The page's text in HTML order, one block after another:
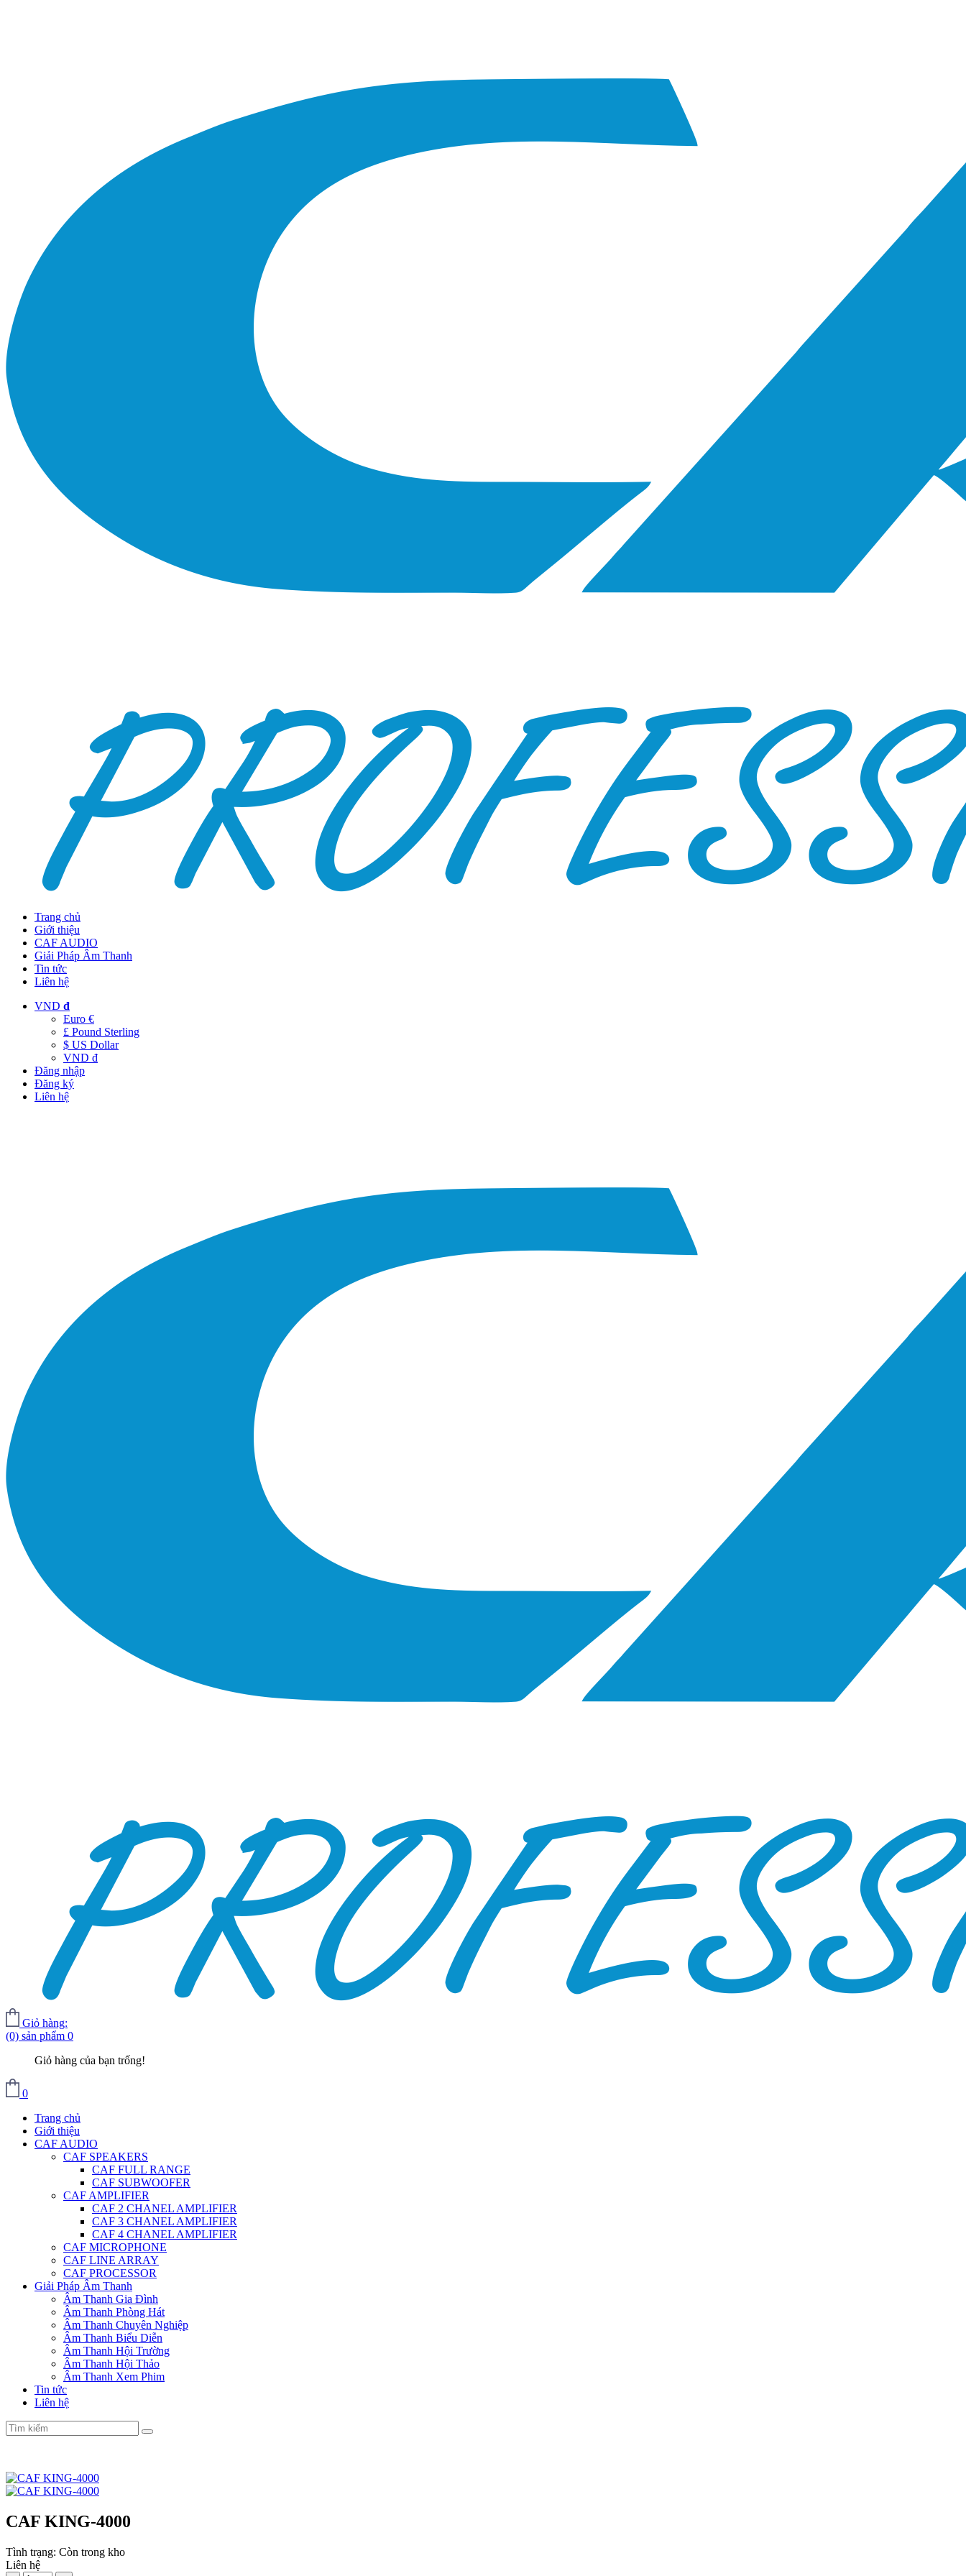
Trang chủ
Giới thiệu
CAF AUDIO
Giải Pháp Âm Thanh
Tin tức
Liên hệ
VND đ
Euro €
£ Pound Sterling
$ US Dollar
VND đ
Đăng nhập
Đăng ký
Liên hệ
Giỏ hàng:
(0) sản phẩm 0
Giỏ hàng của bạn trống!
0
Trang chủ
Giới thiệu
CAF AUDIO
CAF SPEAKERS
CAF FULL RANGE
CAF SUBWOOFER
CAF AMPLIFIER
CAF 2 CHANEL AMPLIFIER
CAF 3 CHANEL AMPLIFIER
CAF 4 CHANEL AMPLIFIER
CAF MICROPHONE
CAF LINE ARRAY
CAF PROCESSOR
Giải Pháp Âm Thanh
Âm Thanh Gia Đình
Âm Thanh Phòng Hát
Âm Thanh Chuyên Nghiệp
Âm Thanh Biểu Diễn
Âm Thanh Hội Trường
Âm Thanh Hội Thảo
Âm Thanh Xem Phim
Tin tức
Liên hệ
CAF KING-4000
Tình trạng: Còn trong kho
Liên hệ